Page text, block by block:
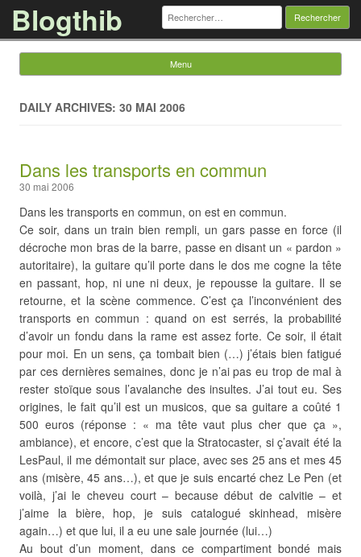
Blogthib Rechercher :
Menu
DAILY ARCHIVES: 30 MAI 2006
Dans les transports en commun
30 mai 2006
Dans les transports en commun, on est en commun.
Ce soir, dans un train bien rempli, un gars passe en force (il
décroche mon bras de la barre, passe en disant un « pardon »
autoritaire), la guitare qu’il porte dans le dos me cogne la tête
en passant, hop, ni une ni deux, je repousse la guitare. Il se
retourne, et la scène commence. C’est ça l’inconvénient des
transports en commun : quand on est serrés, la probabilité
d’avoir un fondu dans la rame est assez forte. Ce soir, il était
pour moi. En un sens, ça tombait bien (…) j’étais bien fatigué
par ces dernières semaines, donc je n’ai pas eu trop de mal à
rester stoïque sous l’avalanche des insultes. J’ai tout eu. Ses
origines, le fait qu’il est un musicos, que sa guitare a coûté 1
500 euros (réponse : « ma tête vaut plus cher que ça »,
ambiance), et encore, c’est que la Stratocaster, si ç’avait été la
LesPaul, il me démontait sur place, avec ses 25 ans et mes 45
ans (misère, 45 ans…), et que je suis encarté chez Le Pen (et
voilà, j’ai le cheveu court – because début de calvitie – et
j’aime la bière, hop, je suis catalogué skinhead, misère
again…) et que lui, il a eu une sale journée (lui…)
Au bout d’un moment, dans ce compartiment bondé mais